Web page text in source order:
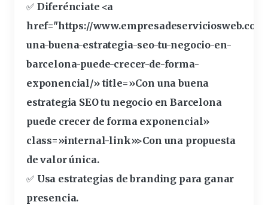
✅ Diferénciate <a
href="https://
una-buena-estrategia-seo-tu-negocio-en-
barcelona-puede-crecer-de-forma-
exponencial/» title=»Con una buena
estrategia SEO tu negocio en Barcelona
puede crecer de forma exponencial»
class=»internal-link»>Con una propuesta
de valor única.
✅ Usa estrategias de branding para ganar
presencia.